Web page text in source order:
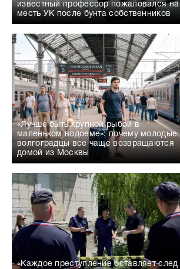
известный профессор пожаловался на
месть УК после бунта собственников
«Лучше быть крупной рыбой в
маленьком водоеме»: почему молодые
волгоградцы все чаще возвращаются
домой из Москвы
«Каждое преступление оставляет след